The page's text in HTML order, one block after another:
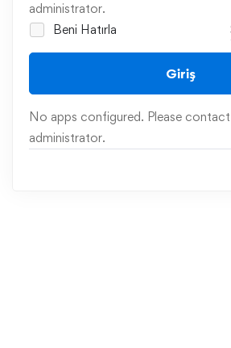
administrator.
Beni Hatırla
Giriş
No apps configured. Please
administrator.